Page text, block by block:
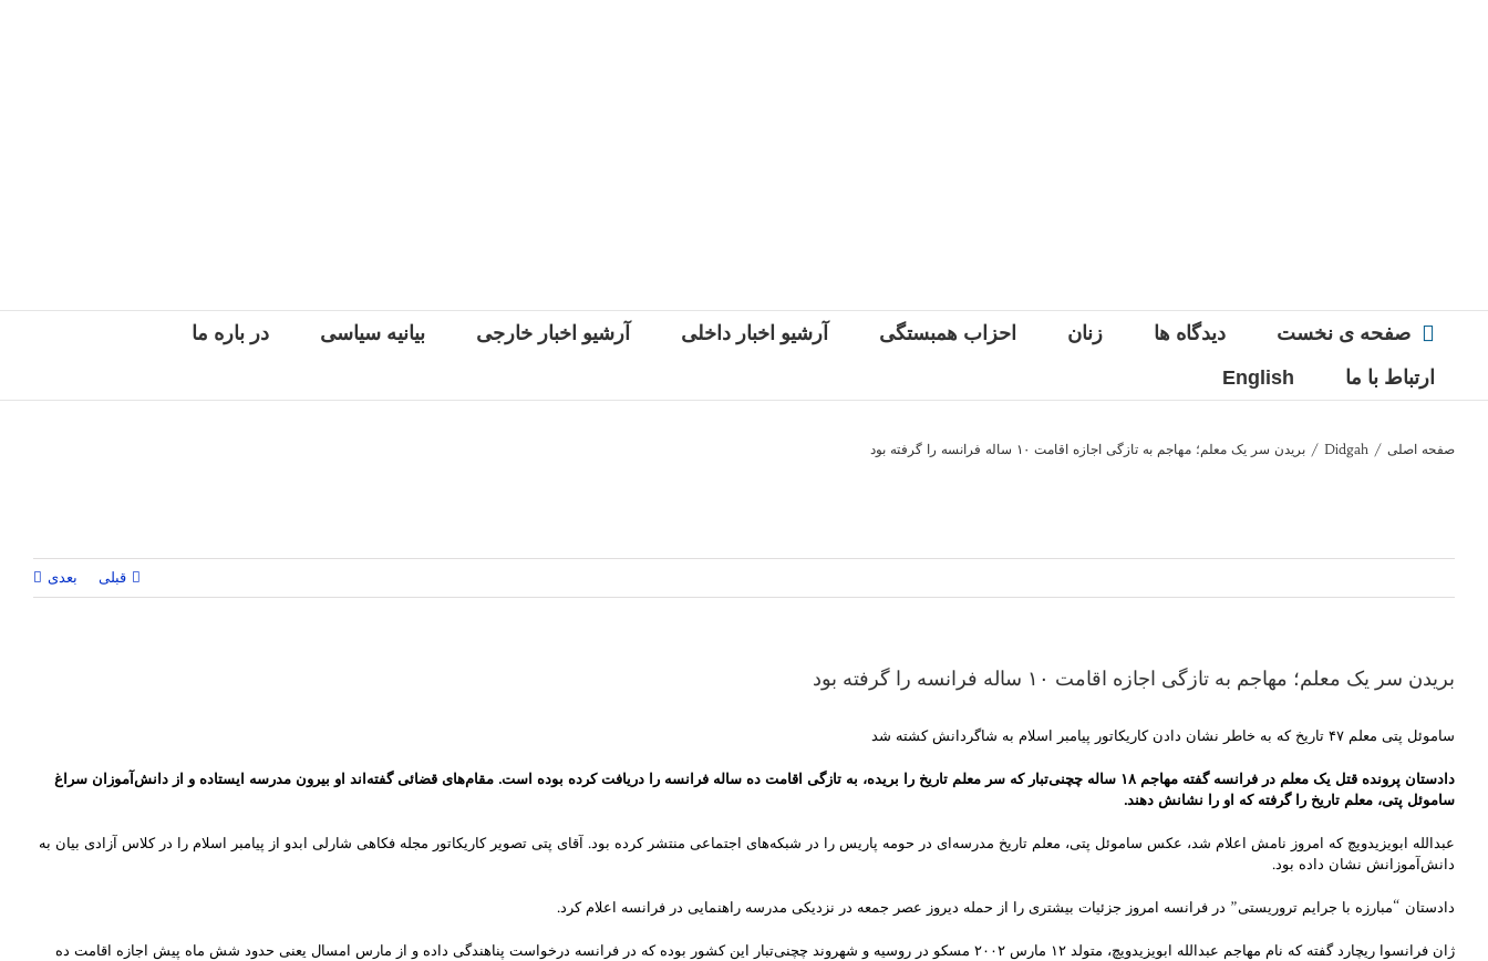
صفحه ی نخست دیدگاه ها زنان احزاب همبستگی آرشیو اخبار داخلی آرشیو اخبار خارجی بیانیه سیاسی
در باره ما
ارتباط با ما
English
صفحه اصلی /
Didgah
/ بریدن سر یک معلم؛ مهاجم به تازگی اجازه اقامت ۱۰ ساله فرانسه را گرفته بود
قبلی بعدی
بریدن سر یک معلم؛ مهاجم به تازگی اجازه اقامت ۱۰ ساله فرانسه را گرفته بود
ساموئل پتی معلم ۴۷ تاریخ که به خاطر نشان دادن کاریکاتور پیامبر اسلام به شاگردانش کشته شد
دادستان پرونده قتل یک معلم در فرانسه گفته مهاجم۱۸ ساله چچنی‌تبار که سر معلم تاریخ را بریده، به تازگی اقامت ده ساله فرانسه را دریافت کرده بوده است. مقام‌های قضائی گفته‌اند او بیرون مدرسه ایستاده و از دانش‌آموزان سراغ
ساموئل پتی، معلم تاریخ را گرفته که او را نشانش دهند.
عبدالله ابویزیدویچ که امروز نامش اعلام شد، عکس ساموئل پتی، معلم تاریخ مدرسه‌ای در حومه پاریس را در شبکه‌های اجتماعی منتشر کرده بود. آقای پتی تصویر کاریکاتور مجله فکاهی شارلی ابدو از پیامبر اسلام را در کلاس آزادی بیان به
دانش‌آموزانش نشان داده بود.
دادستان “مبارزه با جرایم تروریستی” در فرانسه امروز جزئیات بیشتری را از حمله دیروز عصر جمعه در نزدیکی مدرسه راهنمایی در فرانسه اعلام کرد.
ژان فرانسوا ریچارد گفته که نام مهاجم عبدالله ابویزیدویچ، متولد ۱۲ مارس ۲۰۰۲ مسکو در روسیه و شهروند چچنی‌تبار این کشور بوده که در فرانسه درخواست پناهندگی داده و از مارس امسال یعنی حدود شش ماه پیش اجازه اقامت ده